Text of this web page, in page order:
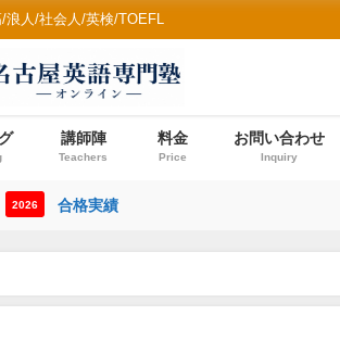
浪人/社会人/英検/TOEFL
講師陣
Teachers
料金
Price
お問い合わせ
Inquiry
2026 合格実績